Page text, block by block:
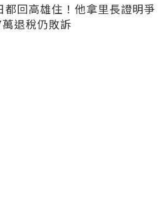
都回高雄住！他拿里長證明爭
退稅仍敗訴